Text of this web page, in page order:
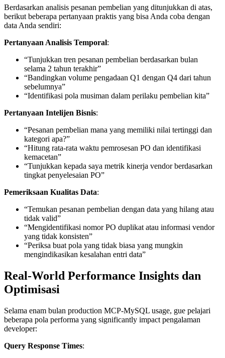
Berdasarkan analisis pesanan pembelian yang ditunjukkan di atas,
berikut beberapa pertanyaan praktis yang bisa Anda coba dengan
data Anda sendiri:
Pertanyaan Analisis Temporal:
“Tunjukkan tren pesanan pembelian berdasarkan bulan
selama 2 tahun terakhir”
“Bandingkan volume pengadaan Q1 dengan Q4 dari tahun
sebelumnya”
“Identifikasi pola musiman dalam perilaku pembelian kita”
Pertanyaan Intelijen Bisnis:
“Pesanan pembelian mana yang memiliki nilai tertinggi dan
kategori apa?”
“Hitung rata-rata waktu pemrosesan PO dan identifikasi
kemacetan”
“Tunjukkan kepada saya metrik kinerja vendor berdasarkan
tingkat penyelesaian PO”
Pemeriksaan Kualitas Data:
“Temukan pesanan pembelian dengan data yang hilang atau
tidak valid”
“Mengidentifikasi nomor PO duplikat atau informasi vendor
yang tidak konsisten”
“Periksa buat pola yang tidak biasa yang mungkin
mengindikasikan kesalahan entri data”
Real-World Performance Insights dan
Optimisasi
Selama enam bulan production MCP-MySQL usage, gue pelajari
beberapa pola performa yang significantly impact pengalaman
developer:
Query Response Times: